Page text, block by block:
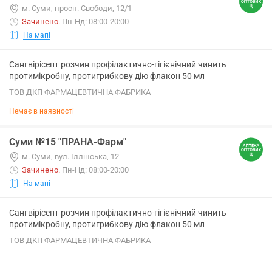
м. Суми, просп. Свободи, 12/1
Зачинено. Пн-Нд: 08:00-20:00
На мапі
Сангвірісепт розчин профілактично-гігієнічний чинить
протимікробну, протигрибкову дію флакон 50 мл
ТОВ ДКП ФАРМАЦЕВТИЧНА ФАБРИКА
Немає в наявності
Суми №15 "ПРАНА-Фарм"
м. Суми, вул. Іллінська, 12
Зачинено. Пн-Нд: 08:00-20:00
На мапі
Сангвірісепт розчин профілактично-гігієнічний чинить
протимікробну, протигрибкову дію флакон 50 мл
ТОВ ДКП ФАРМАЦЕВТИЧНА ФАБРИКА